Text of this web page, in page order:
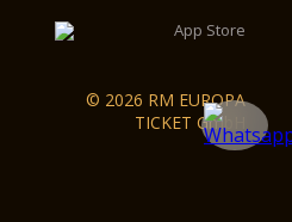
© 2026 RM EUROPA
TICKET GmbH